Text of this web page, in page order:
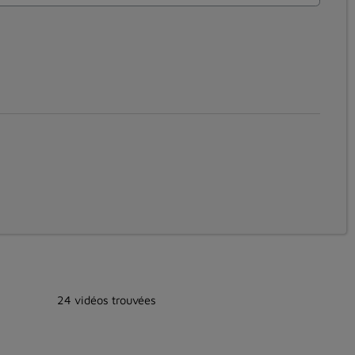
24 vidéos trouvées